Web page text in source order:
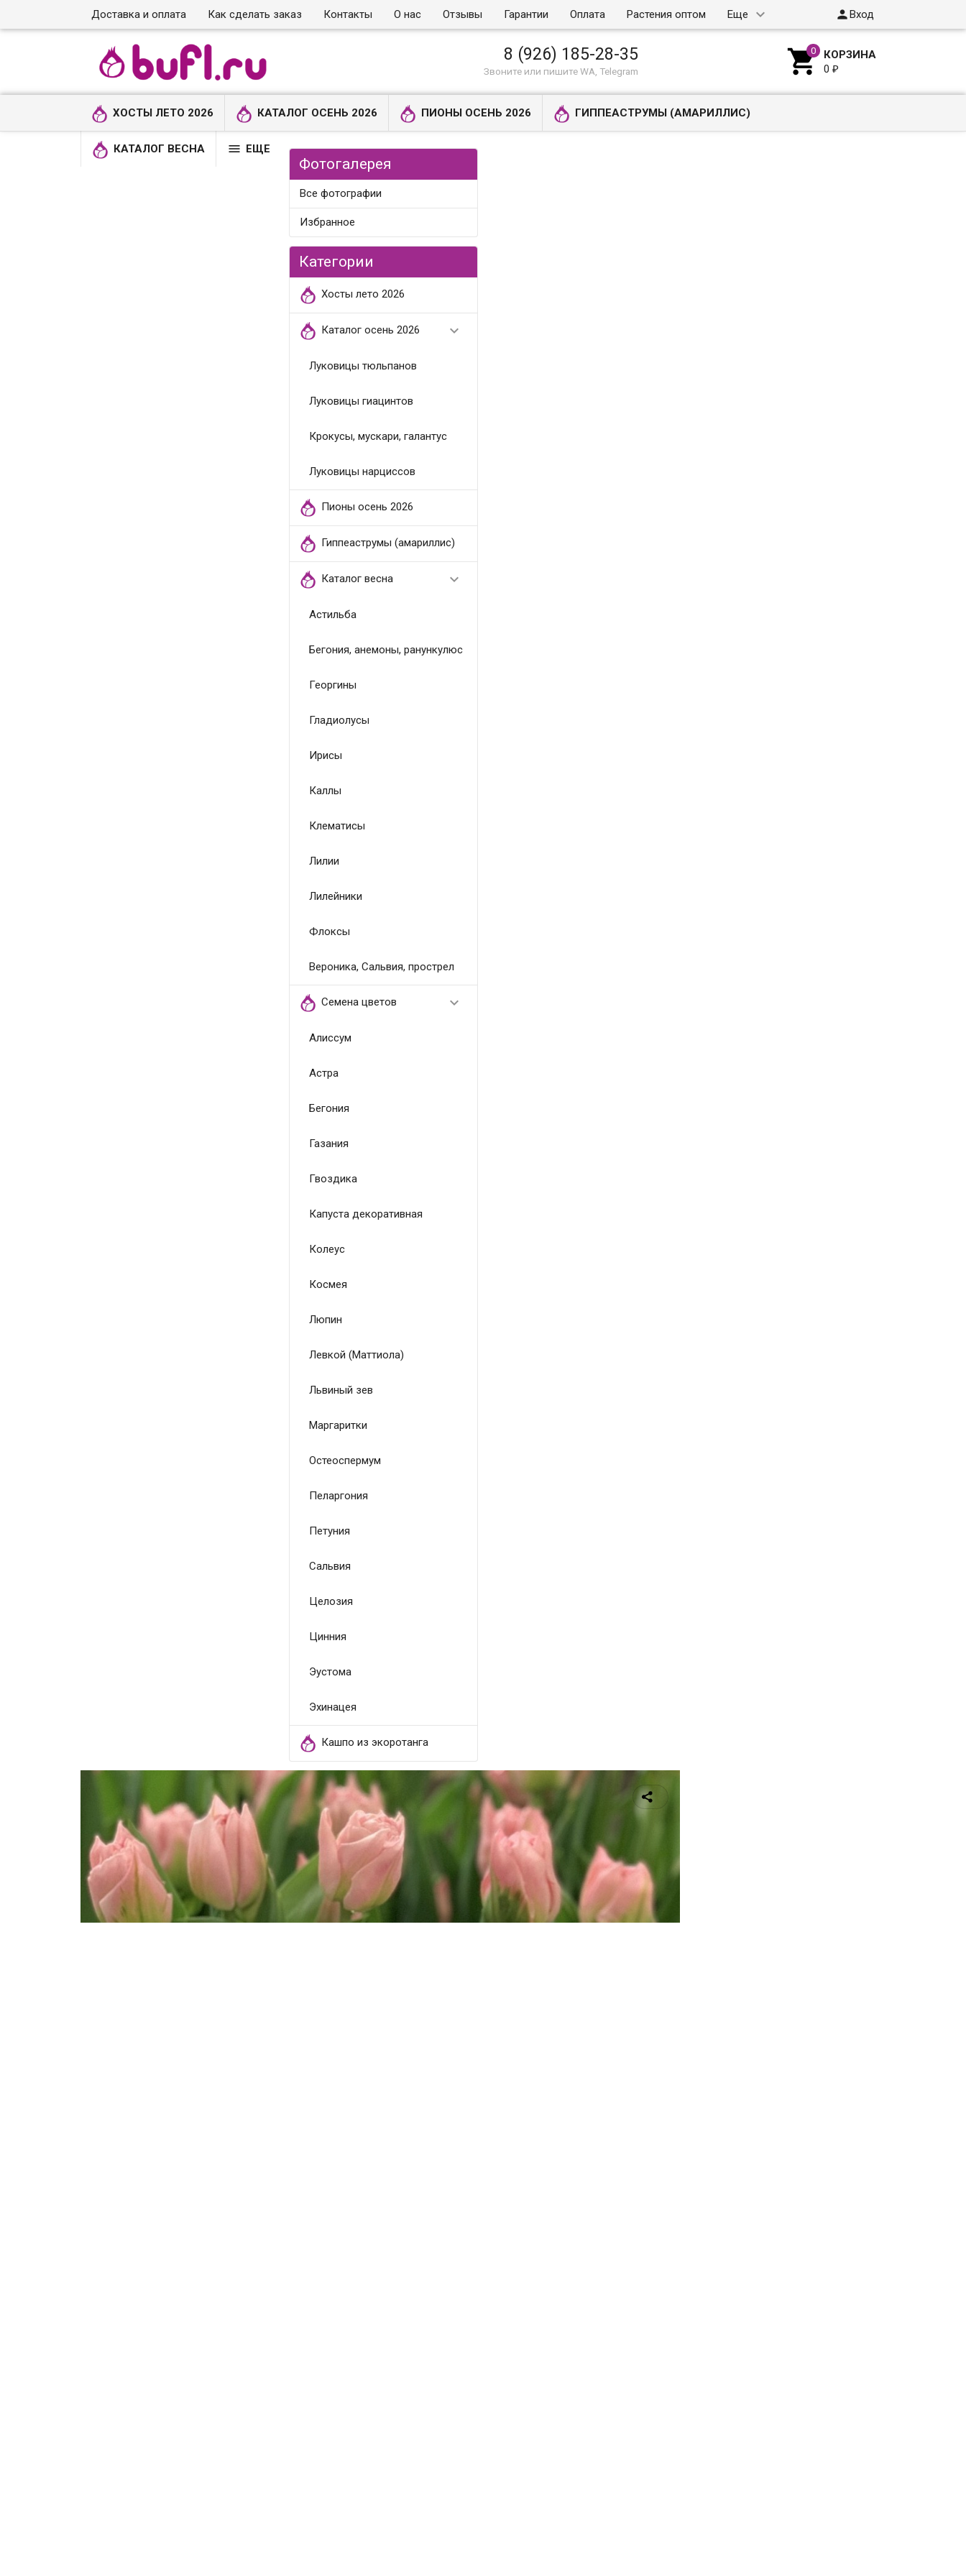
Доставка и оплата Как сделать заказ Контакты О нас Отзывы Гарантии Оплата Растения оптом Еще Вход
8 (926) 185-28-35
Звоните или пишите WA, Telegram  КОРЗИНА
0₽
ХОСТЫ ЛЕТО 2026 КАТАЛОГ ОСЕНЬ 2026 ПИОНЫ ОСЕНЬ 2026 ГИППЕАСТРУМЫ (АМАРИЛЛИС)
КАТАЛОГ ВЕСНА  ЕЩЕ
Фотогалерея
Все фотографии
Избранное
Категории
Хосты лето 2026
Каталог осень 2026 
Луковицы тюльпанов
Луковицы гиацинтов
Крокусы, мускари, галантус
Луковицы нарциссов
Пионы осень 2026
Гиппеаструмы (амариллис)
Каталог весна 
Астильба
Бегония, анемоны, ранункулюс
Георгины
Гладиолусы
Ирисы
Каллы
Клематисы
Лилии
Лилейники
Флоксы
Вероника, Сальвия, прострел
Семена цветов 
Алиссум
Астра
Бегония
Газания
Гвоздика
Капуста декоративная
Колеус
Космея
Люпин
Левкой (Маттиола)
Львиный зев
Маргаритки
Остеоспермум
Пеларгония
Петуния
Сальвия
Целозия
Цинния
Эустома
Эхинацея
Кашпо из экоротанга